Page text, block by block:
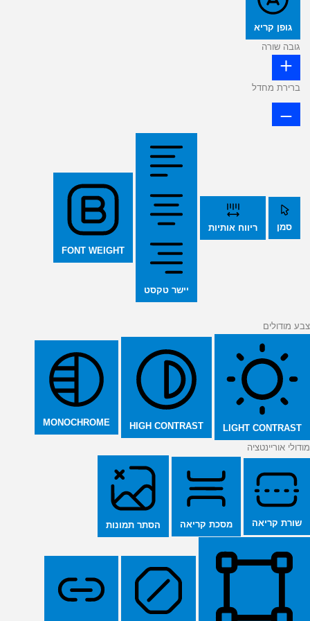
גופן קריא
גובה שורה
ברירת מחדל
סמן ריווח אותיות
יישר טקסט
FONT WEIGHT
צבע מודולים
LIGHT CONTRAST
HIGH CONTRAST
MONOCHROME
מודולי אוריינטציה
שורת קריאה מסכת קריאה הסתר תמונות